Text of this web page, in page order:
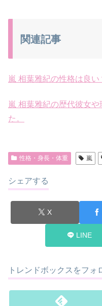
関連記事
嵐 相葉雅紀の性格は良
嵐 相葉雅紀の歴代彼女
た。
性格・身長・体重 嵐
シェアする
X
LINE
トレンドボックスをフォ